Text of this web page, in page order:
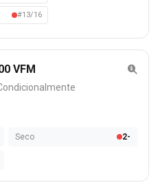
#13/16
VFM
Seco 2-